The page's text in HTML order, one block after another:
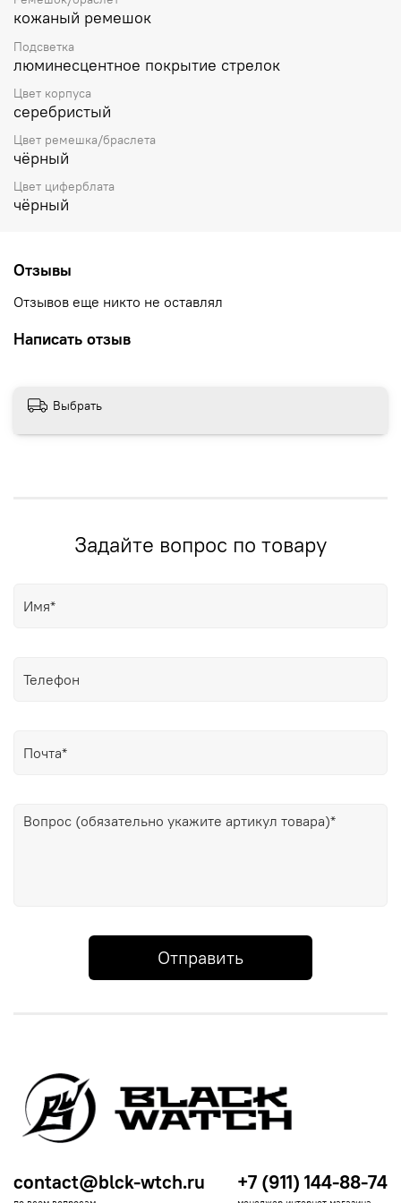
кожаный ремешок
Подсветка
люминесцентное покрытие стрелок
Цвет корпуса
серебристый
Цвет ремешка/браслета
чёрный
Цвет циферблата
чёрный
Отзывы
Отзывов еще никто не оставлял
Написать отзыв
Выбрать
Задайте вопрос по товару
Отправить
contact@blck-wtch.ru +7 (911) 144-88-74